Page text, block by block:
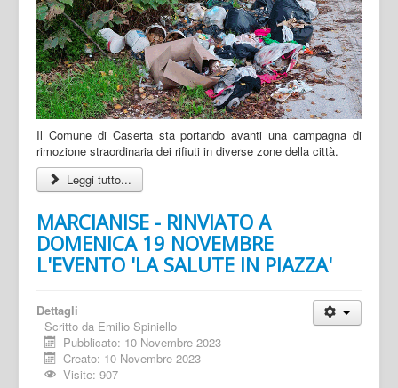
Il Comune di Caserta sta portando avanti una campagna di
rimozione straordinaria dei rifiuti in diverse zone della città.
Leggi tutto...
MARCIANISE - RINVIATO A
DOMENICA 19 NOVEMBRE
L'EVENTO 'LA SALUTE IN PIAZZA'
Dettagli
Scritto da Emilio Spiniello
Pubblicato: 10 Novembre 2023
Creato: 10 Novembre 2023
Visite: 907